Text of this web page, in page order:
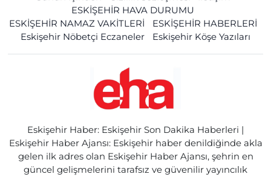
ESKİŞEHİR HAVA DURUMU
ESKİŞEHİR NAMAZ VAKİTLERİ
ESKİŞEHİR HABERLERİ
Eskişehir Nöbetçi Eczaneler
Eskişehir Köşe Yazıları
Eskişehir Haber: Eskişehir Son Dakika Haberleri |
Eskişehir Haber Ajansı: Eskişehir haber denildiğinde akla
gelen ilk adres olan Eskişehir Haber Ajansı, şehrin en
güncel gelişmelerini tarafsız ve güvenilir yayıncılık